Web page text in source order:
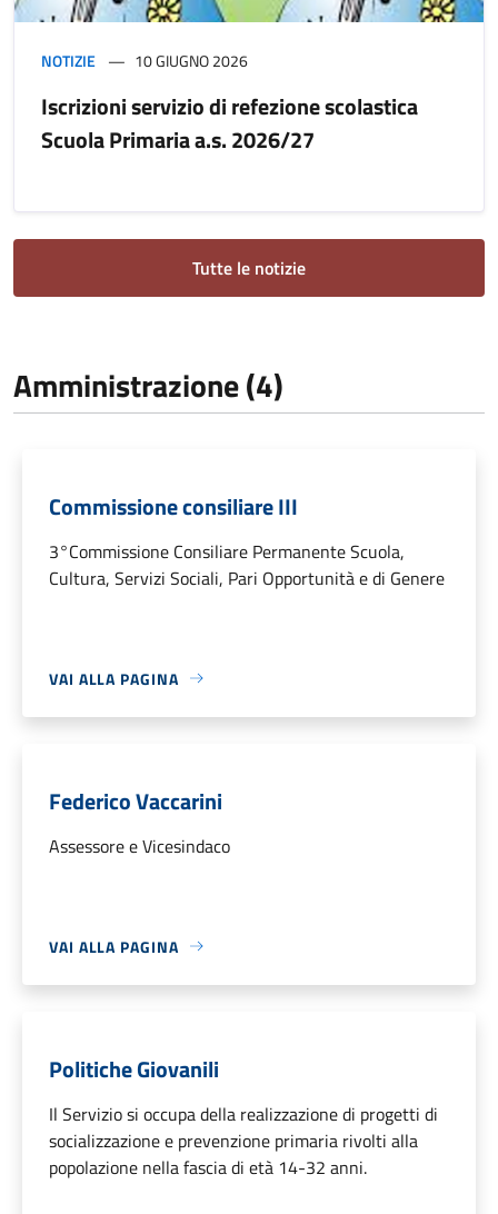
NOTIZIE 10 GIUGNO 2026
Iscrizioni servizio di refezione scolastica
Scuola Primaria a.s. 2026/27
Tutte le notizie
Amministrazione (4)
Commissione consiliare III
3°Commissione Consiliare Permanente Scuola,
Cultura, Servizi Sociali, Pari Opportunità e di Genere
VAI ALLA PAGINA
Federico Vaccarini
Assessore e Vicesindaco
VAI ALLA PAGINA
Politiche Giovanili
Il Servizio si occupa della realizzazione di progetti di
socializzazione e prevenzione primaria rivolti alla
popolazione nella fascia di età 14-32 anni.